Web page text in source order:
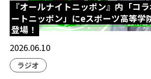
『オールナイトニッポン』内「コ
ートニッポン」にeスポーツ高等学
登場！
2026.06.10
ラジオ